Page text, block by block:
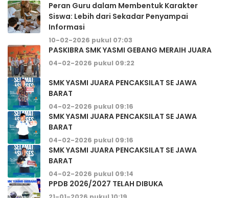
Peran Guru dalam Membentuk Karakter
Siswa: Lebih dari Sekadar Penyampai
Informasi
10-02-2026 pukul 07:03
PASKIBRA SMK YASMI GEBANG MERAIH JUARA
04-02-2026 pukul 09:22
SMK YASMI JUARA PENCAKSILAT SE JAWA
BARAT
04-02-2026 pukul 09:16
SMK YASMI JUARA PENCAKSILAT SE JAWA
BARAT
04-02-2026 pukul 09:16
SMK YASMI JUARA PENCAKSILAT SE JAWA
BARAT
04-02-2026 pukul 09:14
PPDB 2026/2027 TELAH DIBUKA